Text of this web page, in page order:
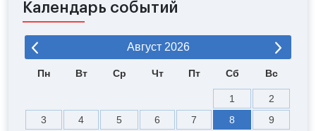
Календарь событий
Август 2026
Пн Вт Ср Чт Пт Сб Вс
1
2
3
4 5 6 7 8
9